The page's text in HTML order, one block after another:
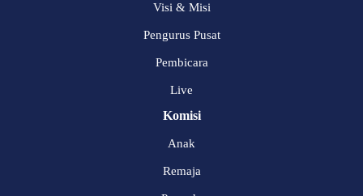
Visi & Misi
Pengurus Pusat
Pembicara
Live
Komisi
Anak
Remaja